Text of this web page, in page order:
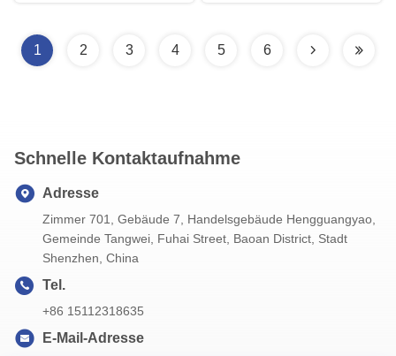
1 2 3 4 5 6
Schnelle Kontaktaufnahme
Adresse
Zimmer 701, Gebäude 7, Handelsgebäude Hengguangyao,
Gemeinde Tangwei, Fuhai Street, Baoan District, Stadt
Shenzhen, China
Tel.
+86 15112318635
E-Mail-Adresse